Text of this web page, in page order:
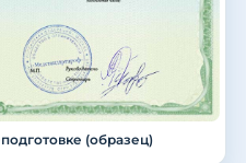
(образец)